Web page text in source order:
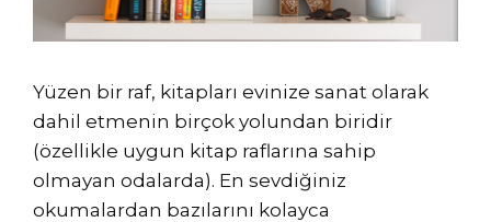
Yüzen bir raf, kitapları evinize sanat olarak
dahil etmenin birçok yolundan biridir
(özellikle uygun kitap raflarına sahip
olmayan odalarda). En sevdiğiniz
okumalardan bazılarını kolayca